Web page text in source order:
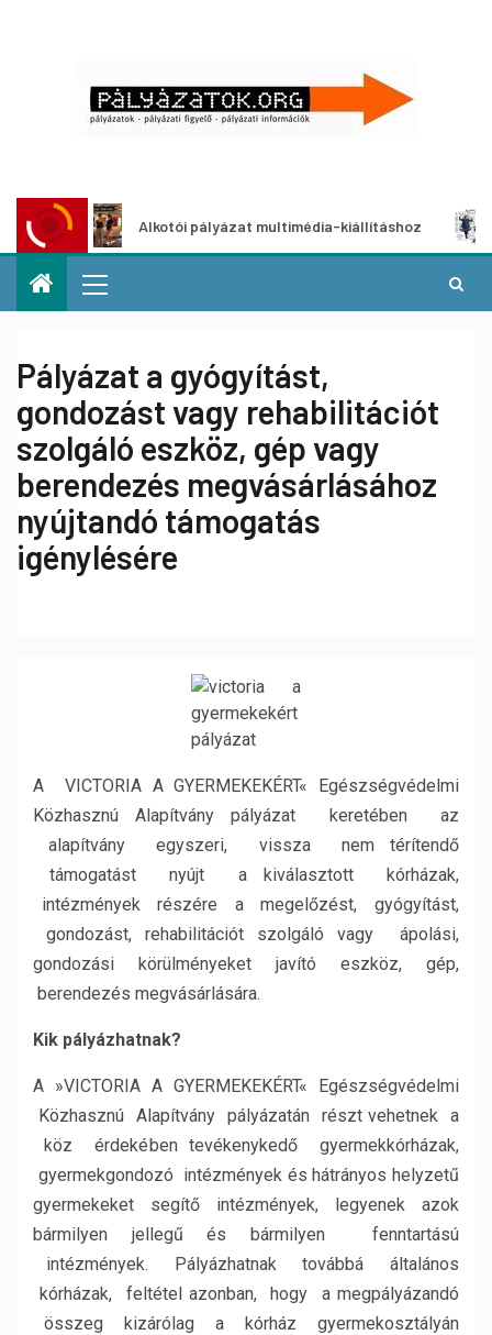
Alkotói pályázat multimédia-kiállításhoz
Pályázat a gyógyítást,
gondozást vagy rehabilitációt
szolgáló eszköz, gép vagy
berendezés megvásárlásához
nyújtandó támogatás
igénylésére
AVICTORIA A GYERMEKEKÉRT« Egészségvédelmi
Közhasznú Alapítványpályázat keretében az
alapítvány egyszeri, vissza nem térítendő
támogatást nyújt a kiválasztott kórházak,
intézmények részére a megelőzést, gyógyítást,
gondozást, rehabilitációt szolgáló vagy ápolási,
gondozási körülményeket javító eszköz, gép,
berendezés megvásárlására.
Kik pályázhatnak?
A »VICTORIA A GYERMEKEKÉRT« Egészségvédelmi
Közhasznú Alapítvány pályázatán részt vehetnek a
köz érdekében tevékenykedő gyermekkórházak,
gyermekgondozó intézmények és hátrányos helyzetű
gyermekeket segítő intézmények, legyenek azok
bármilyen jellegű és bármilyen fenntartású
intézmények. Pályázhatnak továbbá általános
kórházak, feltétel azonban, hogy a megpályázandó
összeg kizárólag a kórház gyermekosztályán